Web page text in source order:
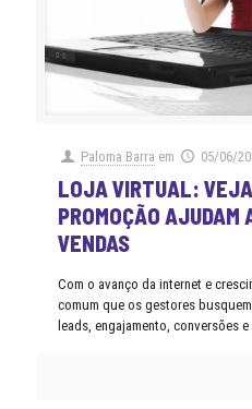
Paloma Barra em 05/06/
LOJA VIRTUAL:
PROMOÇÃO AJUDAM
VENDAS
Com o avanço da internet e
comum que os gestores
leads, engajamento, conversões